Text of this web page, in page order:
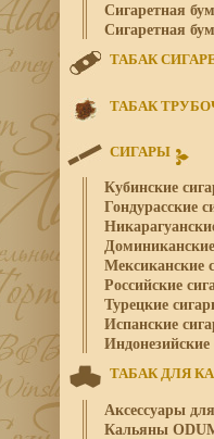
Сигаретная
Сигаретная
ТАБАК
ТАБАК
СИГАРЫ
Кубинские
Гондурасские
Мексиканские
Российские
Турецкие
Испанские
ТАБАК ДЛЯ
Аксессуары
Кальяны